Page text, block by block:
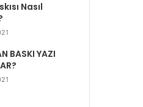
Nasıl
BASKI YAZI